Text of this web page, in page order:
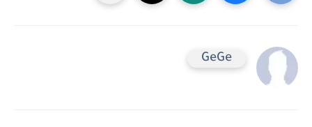
GeGe